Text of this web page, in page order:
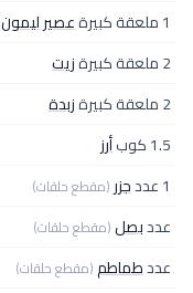
1 ملعقة كبيرة
عصير ليمون
2 ملعقة كبيرة
زيت
2 ملعقة كبيرة
زبدة
1.5 كوب
أرز
1 عدد
جزر (مقطع حلقات)
عددبصل(مقطع حلقات)
عددطماطم(مقطع حلقات)